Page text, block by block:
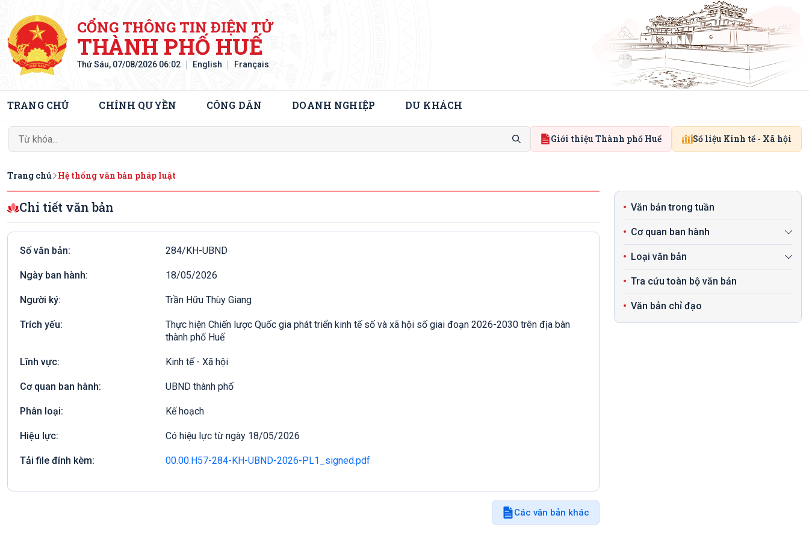
CỔNG THÔNG TIN ĐIỆN TỬ
THÀNH PHỐ HUẾ
Thứ Sáu, 07/08/2026 06:02 English Français
TRANG CHỦ CHÍNH QUYỀN CÔNG DÂN DOANH NGHIỆP DU KHÁCH
Giới thiệu Thành phố Huế Số liệu Kinh tế - Xã hội
Trang chủ Hệ thống văn bản pháp luật
Chi tiết văn bản
Số văn bản: 284/KH-UBND
Ngày ban hành: 18/05/2026
Người ký: Trần Hữu Thùy Giang
Trích yếu:
Thực hiện Chiến lược Quốc gia phát triển kinh tế số và xã hội số giai đoạn 2026-2030 trên địa bàn
thành phố Huế
Lĩnh vực: Kinh tế - Xã hội
Cơ quan ban hành: UBND thành phố
Phân loại: Kế hoạch
Hiệu lực: Có hiệu lực từ ngày 18/05/2026
Tải file đính kèm: 00.00.H57-284-KH-UBND-2026-PL1_signed.pdf
Các văn bản khác
Văn bản trong tuần
Cơ quan ban hành
Loại văn bản
Tra cứu toàn bộ văn bản
Văn bản chỉ đạo